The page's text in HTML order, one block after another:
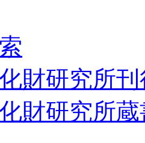
財研究所
財研究所